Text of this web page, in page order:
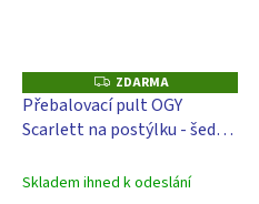
Z
D
A
R
M
ZDARMA
Přebalovací pult OGY
Scarlett na postýlku - šedý -
Slon - béžový
Skladem ihned k odeslání